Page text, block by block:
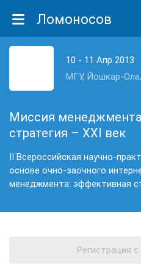
Ломоносов
10 - 11 Апр 2013
МГУ, Йошкар-
Миссия
стратегия – XXI век
II Всероссийская научно-
основе очно-заочного
менеджмента: эффективная